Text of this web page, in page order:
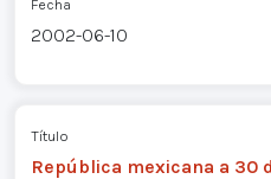
Fecha
2002-06-10
Título
República mexicana a 30